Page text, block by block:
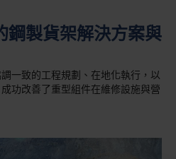
鋼製貨架解決方案與
一致的工程規劃、在地化執行，以
功改善了重型組件在維修設施與營